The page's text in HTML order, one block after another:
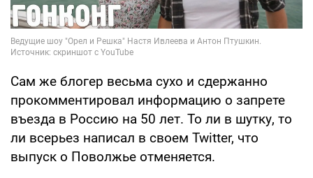
Сам же блогер весьма сухо и сдержанно
прокомментировал информацию о запрете
въезда в Россию на 50 лет. То ли в шутку, то
ли всерьез написал в своем Twitter, что
выпуск о Поволжье отменяется.